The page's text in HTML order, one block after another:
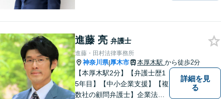
所を目指しております。
進藤 亮 弁護士
進藤・田村法律事務所
神奈川県|厚木市 本厚木駅 から徒歩2分
【本厚木駅2分】【弁護士歴1
5年目】【中小企業支援】【複
数社の顧問弁護士】企業法
詳細を見
る